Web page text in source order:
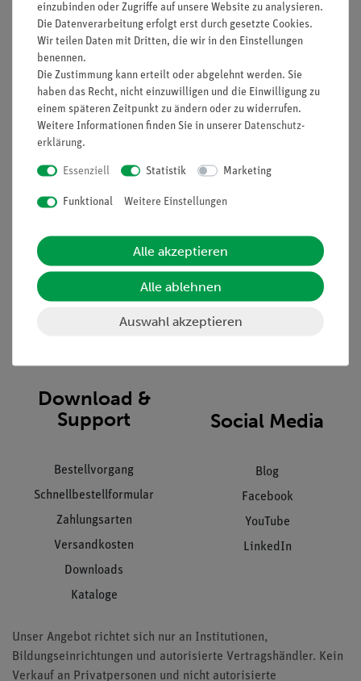
Nach oben
Informationen
Projekte und Lösungen
Presse
Hinweisgeberschutz
Datenschutz
Impressum
Service
Beratung & Showroom
Inventarisierungs- &
Inbetriebnahme & Schulungen
Kundendienst
Download &
Support
Bestellvorgang
Schnellbestellformular
Zahlungsarten
Versandkosten
Downloads
Kataloge
Social Media
Blog
Facebook
YouTube
LinkedIn
Unser Angebot richtet sich nur an Institutionen,
Bildungseinrichtungen und autorisierte Vertragshändler. Kein
Verkauf an Privatpersonen und nicht autorisierte
einzubinden oder Zugriffe auf unsere Website zu analysieren.
Die Datenverarbeitung erfolgt erst durch gesetzte Cookies.
Wir teilen Daten mit Dritten, die wir in den Einstellungen
benennen.
Die Zustimmung kann erteilt oder abgelehnt werden. Sie
haben das Recht, nicht einzuwilligen und die Einwilligung zu
einem späteren Zeitpunkt zu ändern oder zu widerrufen.
Weitere Informationen finden Sie in unserer Daten­schutz­
erklärung.
Essenziell Statistik Marketing
Funktional Weitere Einstellungen
Alle akzeptieren
Alle ablehnen
Auswahl akzeptieren